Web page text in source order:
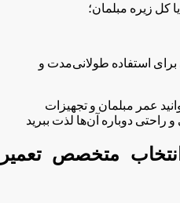
کل زیره مبلمان؛
برای استفاده طولانی‌مدت و
عمر مبلمان و تجهیزات
راحتی دوباره آن‌ها لذت ببرید
متخصص تعمیر